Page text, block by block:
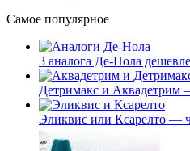
Самое популярное
3 аналога Де-Нола дешевле
Детримакс и Аквадетрим
Эликвис или Ксарелто —